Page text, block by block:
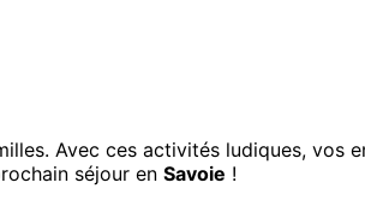
Avec ces activités ludiques, vos
séjour en Savoie !